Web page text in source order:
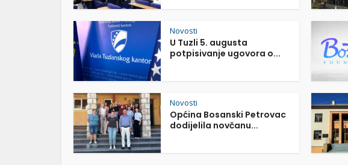
Novosti
U Tuzli 5. augusta
potpisivanje ugovora o...
Novosti
Općina Bosanski Petrovac
dodijelila novčanu...